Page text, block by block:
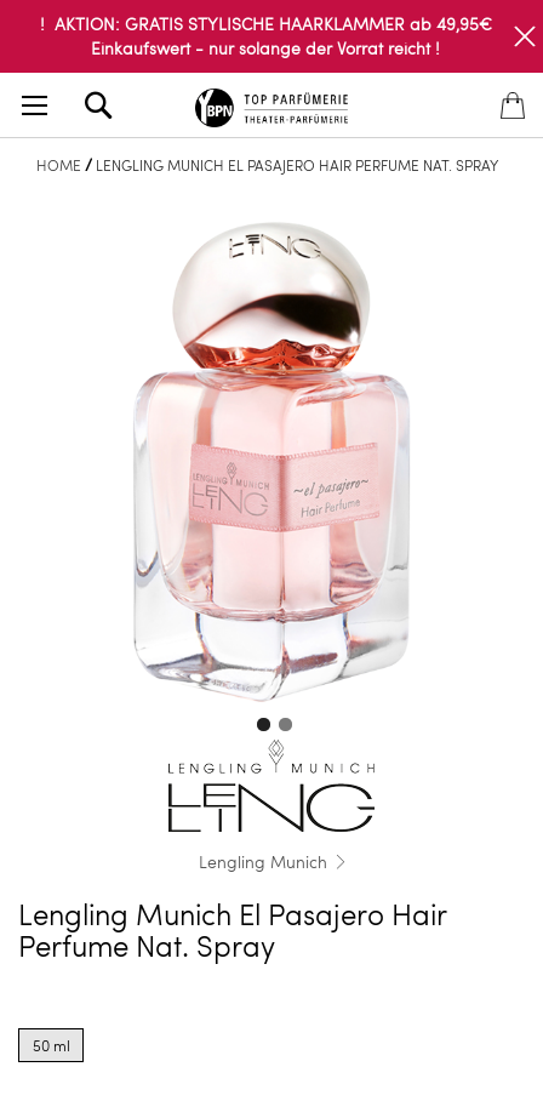
! AKTION: GRATIS STYLISCHE HAARKLAMMER ab 49,95€
Einkaufswert - nur solange der Vorrat reicht !
HOME LENGLING MUNICH EL PASAJERO HAIR PERFUME NAT. SPRAY
Lengling Munich
Lengling Munich El Pasajero Hair
Perfume Nat. Spray
options
for50 ml